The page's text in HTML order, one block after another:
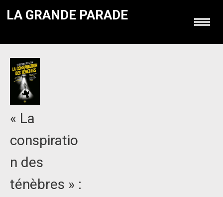
LA GRANDE PARADE
« La
conspiratio
n des
ténèbres » :